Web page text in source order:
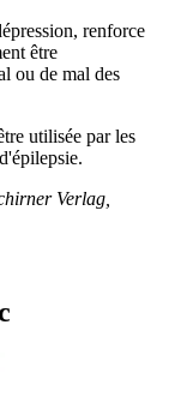
renforce
être
ou de mal des
utilisée par les
Verlag,